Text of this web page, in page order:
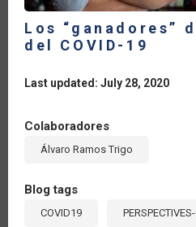
Los “ganadores”
del COVID-19
Last updated: July 28, 2020
Colaboradores
Álvaro Ramos Trigo
Blog tags
COVID19